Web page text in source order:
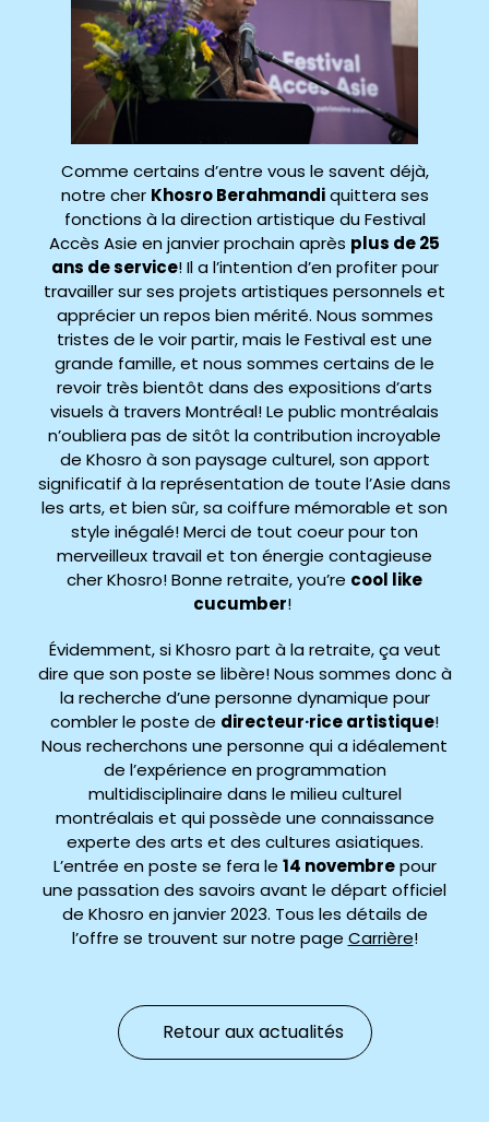
Comme certains d’entre vous le savent déjà,
notre cher Khosro Berahmandiquittera ses
fonctions à la direction artistique du Festival
Accès Asie en janvier prochain après plus de 25
ans de service! Il a l’intention d’en profiter pour
travailler sur ses projets artistiques personnels et
apprécier un repos bien mérité. Nous sommes
tristes de le voir partir, mais le Festival est une
grande famille, et nous sommes certains de le
revoir très bientôt dans des expositions d’arts
visuels à travers Montréal! Le public montréalais
n’oubliera pas de sitôt la contribution incroyable
de Khosro à son paysage culturel, son apport
significatif à la représentation de toute l’Asie dans
les arts, et bien sûr, sa coiffure mémorable et son
style inégalé! Merci de tout coeur pour ton
merveilleux travail et ton énergie contagieuse
cher Khosro! Bonne retraite, you’re cool like
cucumber!
Évidemment, si Khosro part à la retraite, ça veut
dire que son poste se libère! Nous sommes donc à
la recherche d’une personne dynamique pour
combler le poste de directeur·rice artistique!
Nous recherchons une personne qui a idéalement
de l’expérience en programmation
multidisciplinaire dans le milieu culturel
montréalais et qui possède une connaissance
experte des arts et des cultures asiatiques.
L’entrée en poste se fera le 14 novembrepour
une passation des savoirs avant le départ officiel
de Khosro en janvier 2023. Tous les détails de
l’offre se trouvent sur notre page Carrière!
Retour aux actualités